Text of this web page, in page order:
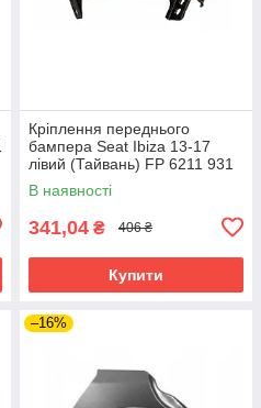
Кріплення переднього
бампера Seat Ibiza 13-17
лівий (Тайвань) FP 6211 931
В наявності
341,04 ₴ 406 ₴
Купити
–16%